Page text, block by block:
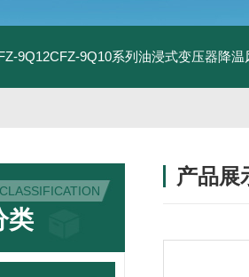
9Q12CFZ-9Q10系列油浸式变压器降温
类
产品展